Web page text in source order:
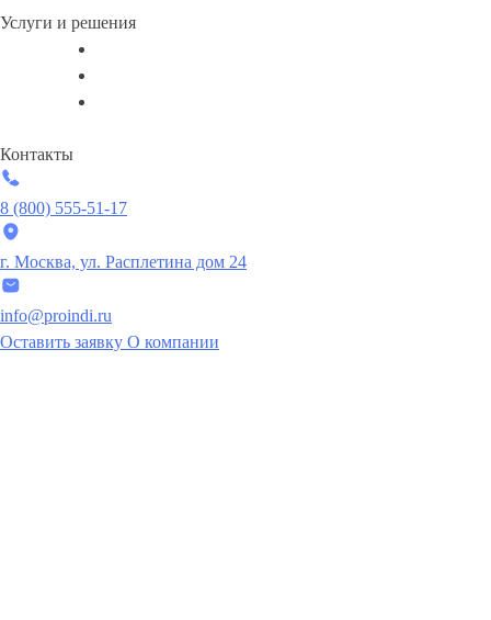
Услуги и решения
Контакты
8 (800) 555-51-17
г. Москва, ул. Расплетина дом 24
info@proindi.ru
Оставить заявку О компании